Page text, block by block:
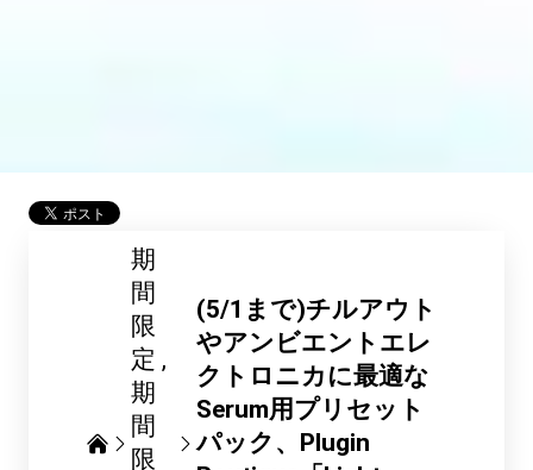
期
間
限
定
期
間
限
(5/1まで)チルアウト
やアンビエントエレ
クトロニカに最適な
Serum用プリセット
パック、Plugin